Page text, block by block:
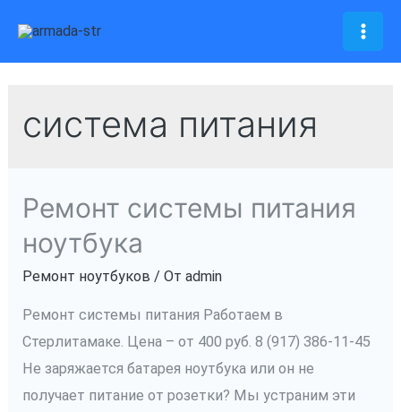
содержимому
система питания
Ремонт системы питания
ноутбука
Ремонт ноутбуков / От admin
Ремонт системы питания Работаем в
Стерлитамаке. Цена – от 400 руб. 8 (917) 386-11-45
Не заряжается батарея ноутбука или он не
получает питание от розетки? Мы устраним эти